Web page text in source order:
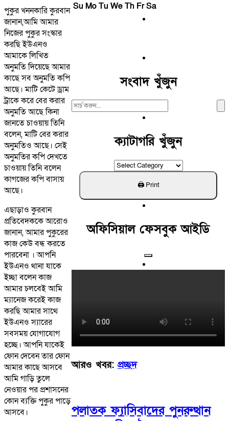
পুকুর খননকারি কুরবান
জানান,আমি আমার
নিজের পুকুর সংস্কার
করছি ইউএনও
আমাকে লিখিত
অনুমতি দিয়েছে আমার
কাছে সব অনুমতি কপি
আছে। মাটি কেটে ড্রাম
ট্রাকে করে বের করার
অনুমতি আছে কিনা
জানতে চাওয়ায় তিনি
বলেন, মাটি বের করার
অনুমতিও আছে। সেই
অনুমতির কপি দেখতে
চাওয়ায় তিনি বলেন
কাগজের কপি বাসায়
আছে।
এছাড়াও কুরবান
প্রতিবেদককে আরোও
জানান, আমার পুকুরের
কাজ কেউ বন্ধ করতে
পারবেনা । আপনি
ইউএনও থানা যাকে
ইচ্ছা বলেন কাজ
আমার চলবেই আমি
ম্যানেজ করেই কাজ
করছি আমার সাথে
ইউএনও স্যারের
সবসময় যোগাযোগ
হচ্ছে। আপনি যাকেই
ফোন দেবেন তার ফোন
আমার কাছে আসবে
আমি গাড়ি তুলে
নেওয়ার পর প্রশাসনের
কোন ব্যক্তি পুকুর পাড়ে
আসবে।
Su MoTu WeTh FrSa
সংবাদ খুঁজুন
Search
ক্যাটাগরি খুঁজুন
ক্যাটাগরি
খুঁজুন
অফিসিয়াল ফেসবুক আইডি
আরও খবর: প্রচ্ছদ
পলাতক ফ্যাসিবাদের পুনরুত্থান